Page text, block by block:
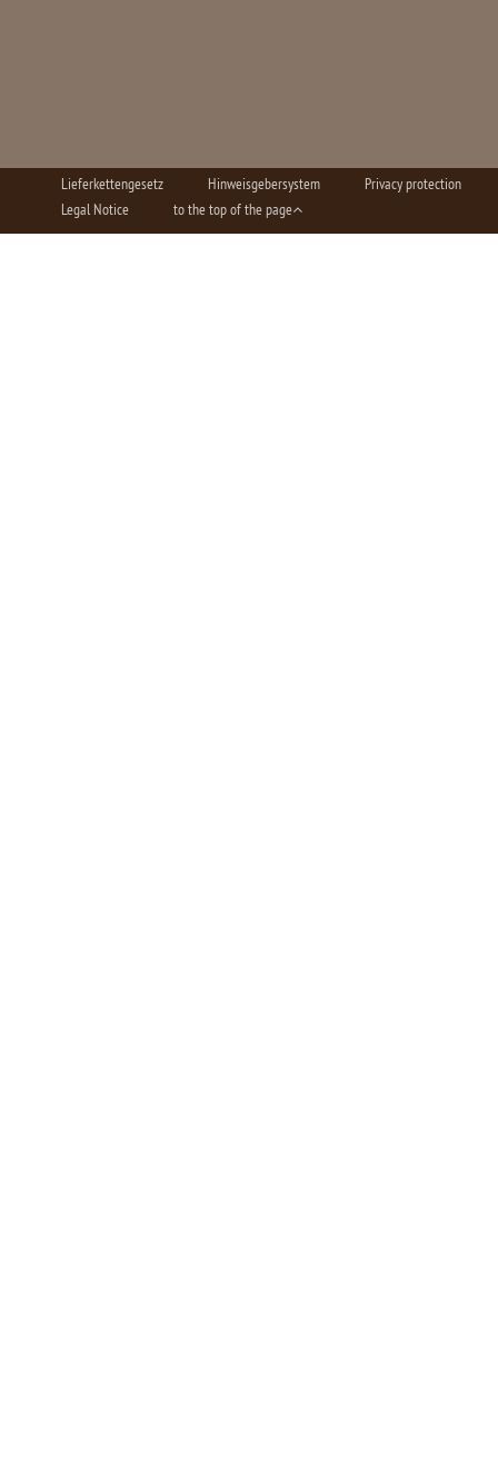
Lieferkettengesetz Hinweisgebersystem
Privacy protection
Legal Notice
to the top of the page